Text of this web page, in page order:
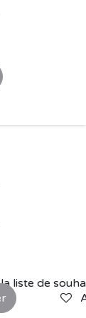
liste de